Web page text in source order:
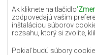
Ak kliknete na tlačidlo
zodpovedajú vašim
inštaláciou súborov
rozsahu, ktorý si zvolíte,
Pokiaľ budú súbory